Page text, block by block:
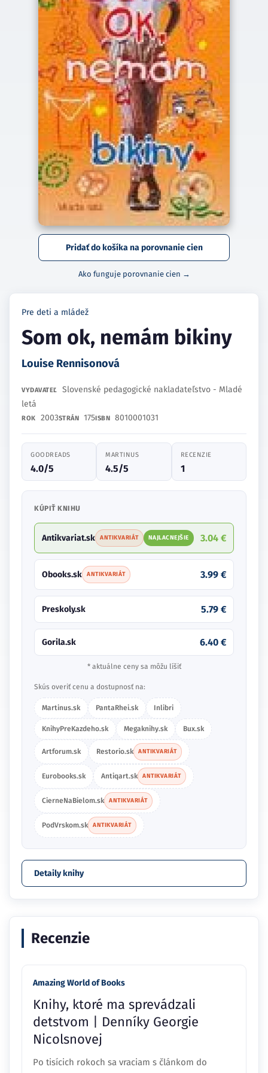
Pridať do košíka na porovnanie cien
Ako funguje porovnanie cien →
Pre deti a mládež
Som ok, nemám bikiny
Louise Rennisonová
VYDAVATEĽ
Slovenské pedagogické nakladateľstvo - Mladé
letá
ROK 2003STRÁN 175ISBN 8010001031
GOODREADS
4.0/5
MARTINUS
4.5/5
RECENZIE
1
KÚPIŤ KNIHU
Antikvariat.sk ANTIKVARIÁT NAJLACNEJŠIE 3.04 €
Obooks.sk ANTIKVARIÁT 3.99 €
Preskoly.sk 5.79 €
Gorila.sk 6.40 €
* aktuálne ceny sa môžu líšiť
Skús overiť cenu a dostupnosť na:
Martinus.sk PantaRhei.sk Inlibri
KnihyPreKazdeho.sk Megaknihy.sk Bux.sk
Artforum.sk Restorio.sk ANTIKVARIÁT
Eurobooks.sk Antiqart.sk ANTIKVARIÁT
CierneNaBielom.sk ANTIKVARIÁT
PodVrskom.sk ANTIKVARIÁT
Detaily knihy
Recenzie
Amazing World of Books
Knihy, ktoré ma sprevádzali
detstvom | Denníky Georgie
Nicolsnovej
Po tisícich rokoch sa vraciam s článkom do